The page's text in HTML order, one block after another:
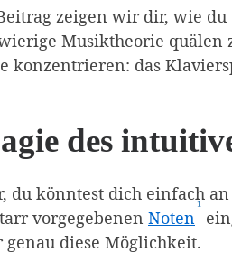
zeigen wir dir, wie
Musiktheorie quälen
konzentrieren: das
des
du könntest dich einfach
vorgegebenen Noten¹
diese Möglichkeit.